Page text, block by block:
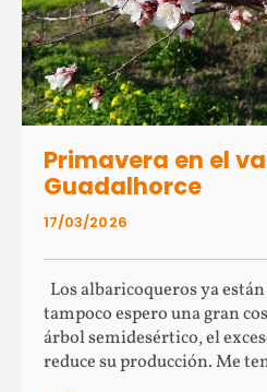
17/03/2026
Primavera en el
Guadalhorce
Los albaricoqueros ya
tampoco espero una gran
árbol semidesértico, el
reduce su producción. Me